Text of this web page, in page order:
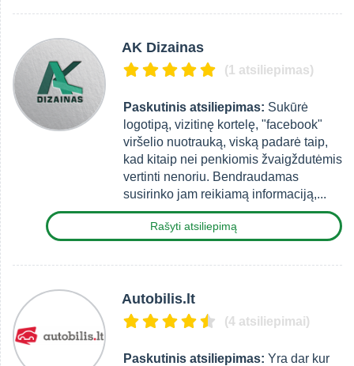
AK Dizainas
(1 atsiliepimas)
Paskutinis atsiliepimas: Sukūrė
logotipą, vizitinę kortelę, "facebook"
viršelio nuotrauką, viską padarė taip,
kad kitaip nei penkiomis žvaigždutėmis
vertinti nenoriu. Bendraudamas
susirinko jam reikiamą informaciją,...
Rašyti atsiliepimą
Autobilis.lt
(4 atsiliepimai)
Paskutinis atsiliepimas: Yra dar kur